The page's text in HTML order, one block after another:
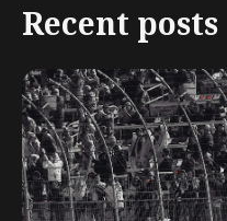
Recent posts